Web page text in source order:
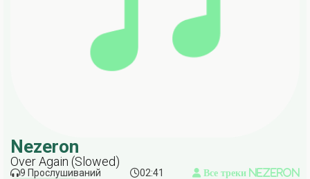
Nezeron
Over Again (Slowed)
9 Прослушиваний 02:41 Все треки Nezeron